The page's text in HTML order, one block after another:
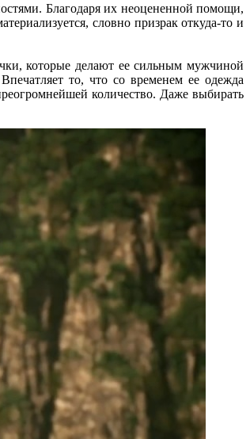
Благодаря их неоцененной помощи,
словно призрак откуда-то и
которые делают ее сильным мужчиной
то, что со временем ее одежда
количество. Даже выбирать